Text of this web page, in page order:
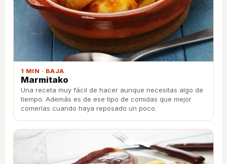
1 MIN · BAJA
Marmitako
Una receta muy fácil de hacer aunque necesitas algo de
tiempo. Además es de ese tipo de comidas que mejor
comerlas cuando haya reposado un poco.